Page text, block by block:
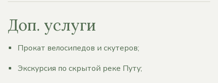
Доп. услуги
Прокат велосипедов и скутеров;
Экскурсия по скрытой реке Путу;